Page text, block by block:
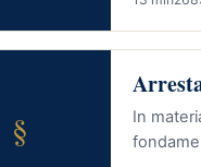
§
In